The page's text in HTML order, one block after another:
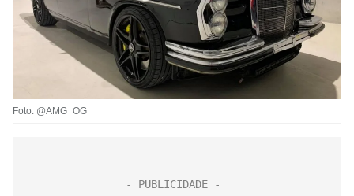
Foto: @AMG_OG